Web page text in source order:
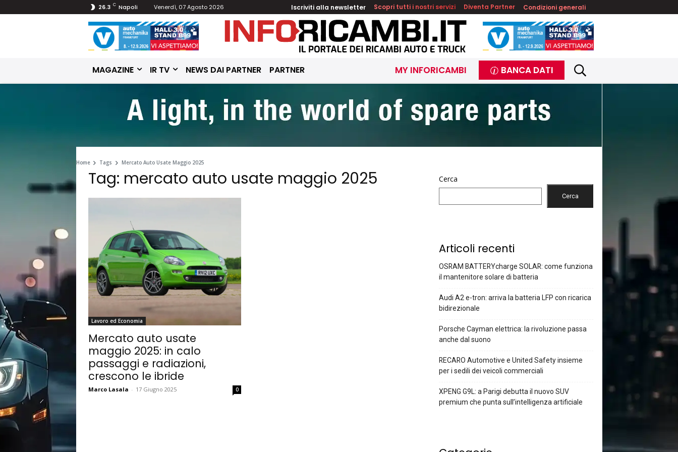
26.3 C Napoli Venerdì, 07 Agosto 2026 Iscriviti alla newsletter Scopri tutti i nostri servizi Diventa Partner Condizioni generali
MAGAZINE IR TV NEWS DAI PARTNER PARTNER MY INFORICAMBI BANCA DATI
Home Tags Mercato Auto Usate Maggio 2025
Tag: mercato auto usate maggio 2025
Lavoro ed Economia
Mercato auto usate
maggio 2025: in calo
passaggi e radiazioni,
crescono le ibride
Marco Lasala - 17 Giugno 2025 0
Cerca
Cerca
Articoli recenti
OSRAM BATTERYcharge SOLAR: come funziona
il mantenitore solare di batteria
Audi A2 e-tron: arriva la batteria LFP con ricarica
bidirezionale
Porsche Cayman elettrica: la rivoluzione passa
anche dal suono
RECARO Automotive e United Safety insieme
per i sedili dei veicoli commerciali
XPENG G9L: a Parigi debutta il nuovo SUV
premium che punta sull’intelligenza artificiale